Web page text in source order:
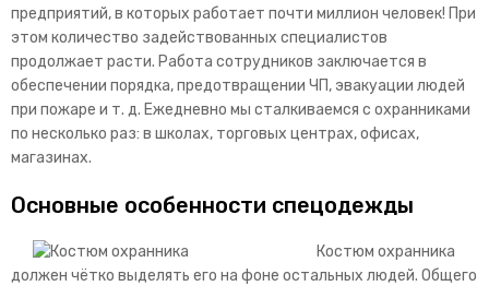
предприятий, в которых работает почти миллион человек! При
этом количество задействованных специалистов
продолжает расти. Работа сотрудников заключается в
обеспечении порядка, предотвращении ЧП, эвакуации людей
при пожаре и т. д. Ежедневно мы сталкиваемся с охранниками
по несколько раз: в школах, торговых центрах, офисах,
магазинах.
Основные особенности спецодежды
Костюм охранника
должен чётко выделять его на фоне остальных людей. Общего